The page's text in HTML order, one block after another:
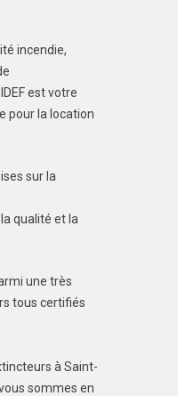
incendie,
est votre
pour la location
sur la
qualité et la
une très
tous certifiés
à Saint-
sommes en